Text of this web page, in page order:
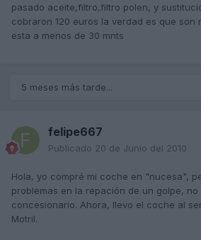
pasado aceite,filtro,filtro polen, y
cobraron 120 euros la verdad es que son
esta a menos de 30 mnts
5 meses más tarde...
felipe667
Publicado 20 de Junio del 2010
Hola, yo compré mi coche en "nucesa",
problemas en la repación de un golpe,
concesionario. Ahora, llevo el coche al
Motril.